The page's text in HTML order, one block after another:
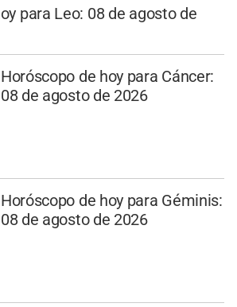
para Leo: 08 de agosto de
Horóscopo de hoy para Cáncer:
08 de agosto de 2026
Horóscopo de hoy para Géminis:
08 de agosto de 2026